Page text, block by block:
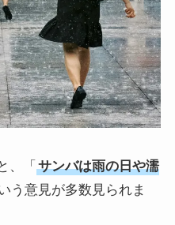
、「 サンバは雨の日や濡
う意見が多数見られま